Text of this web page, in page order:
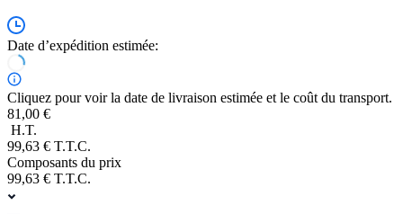
Date d’expédition estimée:
Cliquez pour voir la date de livraison estimée et le coût du transport.
81,00 €
H.T.
99,63 € T.T.C.
Composants du prix
99,63 € T.T.C.